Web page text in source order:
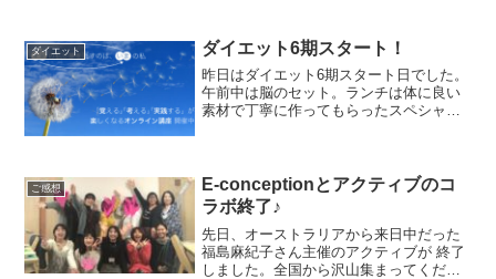
べ終わったあと､舌が青く...
ダイエット ダイエット6期スタート！
昨日はダイエット6期スタート日でした。
午前中は脳のセット。ランチは体に良い
素材で丁寧に作ってもらったスペシャル
的にはじまります。ご...
ご感想
E-conceptionとアクティブのコ
ラボ終了♪
先日、オーストラリアから来日中だった
福島麻紀子さん主催のアクティブが 終了
しました。全国から沢山集まってくださ